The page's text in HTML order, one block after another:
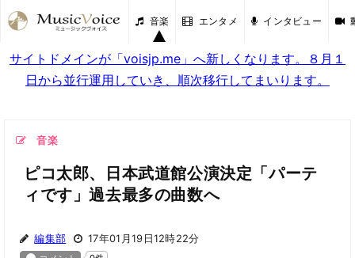
音楽 エンタメ インタビュー
サイトドメインが「voisjp.me」へ新しくなります。８月１
日から並行運用していき、順次移行してまいります。
音楽
ピコ太郎、日本武道館公演決定「パーテ
ィです」過去最多の曲数へ
編集部 17年01月19日12時22分